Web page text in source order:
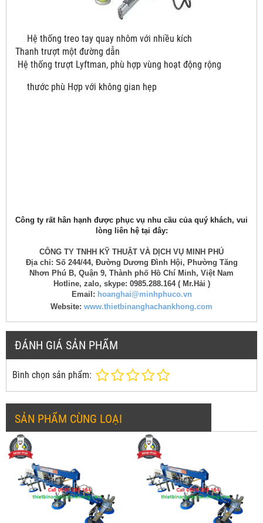
Hệ thống treo tay quay nhôm với nhiều kích
Thanh trượt một đường dẫn
Hệ thống trượt Lyftman, phù hợp vùng hoạt động rộng
thước phù Hợp với không gian hẹp
Công ty rất hân hạnh được phục vụ nhu cầu của quý khách, vui
lòng liên hệ tại đây:
CÔNG TY TNHH KỸ THUẬT VÀ DỊCH VỤ MINH PHÚ
Địa chỉ: Số 244/44, Đường Dương Đình Hội, Phường Tăng
Nhơn Phú B, Quận 9, Thành phố Hồ Chí Minh, Việt Nam
Hotline, zalo, skype: 0985.288.164 ( Mr.Hải )
Email: hoanghai@minhphuco.vn
Website: www.thietbinanghachankhong.com
ĐÁNH GIÁ SẢN PHẨM
Bình chọn sản phẩm:
SẢN PHẨM CÙNG LOẠI